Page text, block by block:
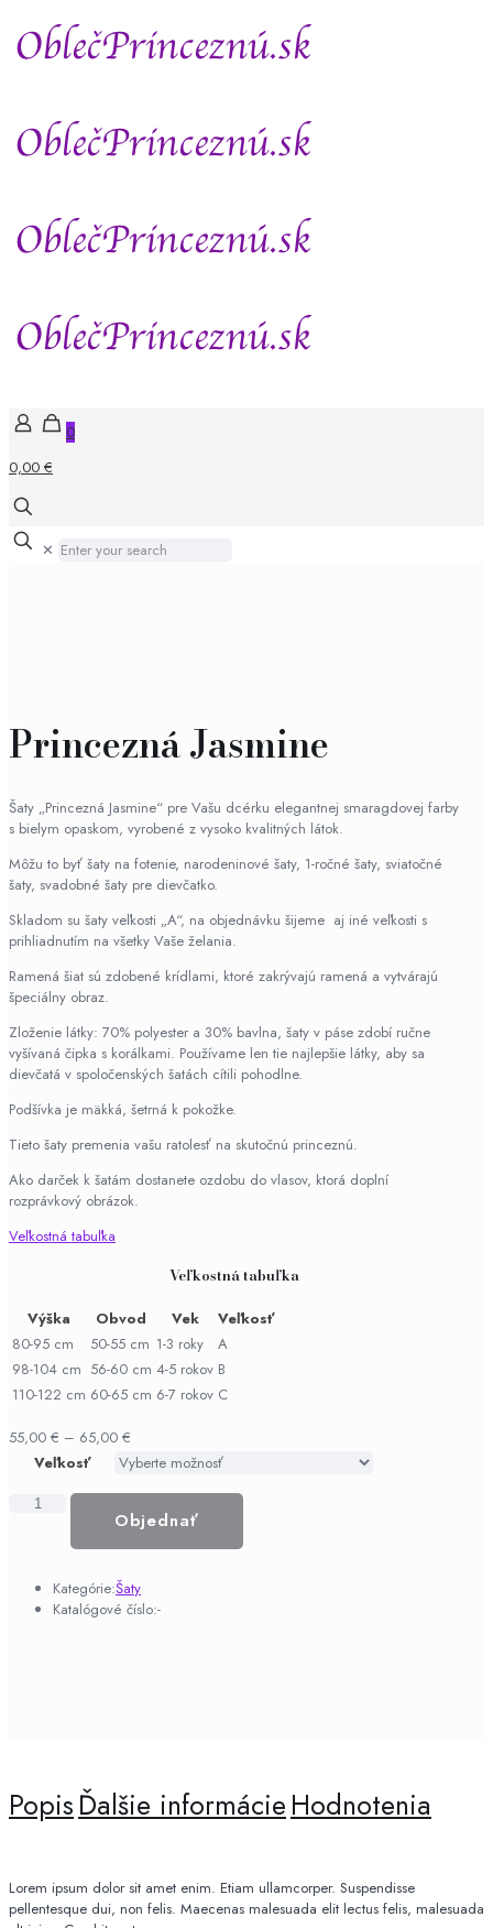
0
0,00 €
✕
Princezná Jasmine
Šaty „Princezná Jasmine“ pre Vašu dcérku elegantnej smaragdovej farby
s bielym opaskom, vyrobené z vysoko kvalitných látok.
Môžu to byť šaty na fotenie, narodeninové šaty, 1-ročné šaty, sviatočné
šaty, svadobné šaty pre dievčatko.
Skladom su šaty veľkosti „A“, na objednávku šijeme aj iné veľkosti s
prihliadnutím na všetky Vaše želania.
Ramená šiat sú zdobené krídlami, ktoré zakrývajú ramená a vytvárajú
špeciálny obraz.
Zloženie látky: 70% polyester a 30% bavlna, šaty v páse zdobí ručne
vyšívaná čipka s korálkami. Používame len tie najlepšie látky, aby sa
dievčatá v spoločenských šatách cítili pohodlne.
Podšívka je mäkká, šetrná k pokožke.
Tieto šaty premenia vašu ratolesť na skutočnú princeznú.
Ako darček k šatám dostanete ozdobu do vlasov, ktorá doplní
rozprávkový obrázok.
Veľkostná tabuľka
Veľkostná tabuľka
Výška Obvod Vek
Veľkosť
80-95 cm
50-55 cm 1-3 roky
A
98-104 cm 56-60 cm 4-5 rokov B
110-122 cm 60-65 cm 6-7 rokov C
55,00 € – 65,00 €
Veľkosť
množstvo
Objednať
Kategórie:Šaty
Katalógové číslo:-
PopisĎalšie informácieHodnotenia
Lorem ipsum dolor sit amet enim. Etiam ullamcorper. Suspendisse
pellentesque dui, non felis. Maecenas malesuada elit lectus felis, malesuada